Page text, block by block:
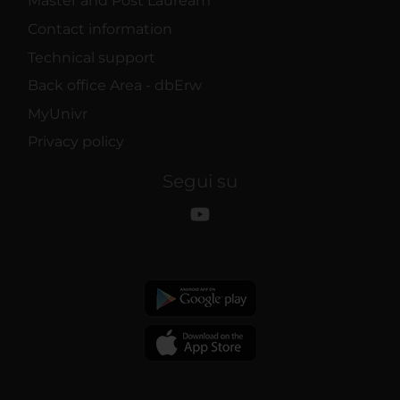
Contact information
Technical support
Back office Area - dbErw
MyUnivr
Privacy policy
Segui su